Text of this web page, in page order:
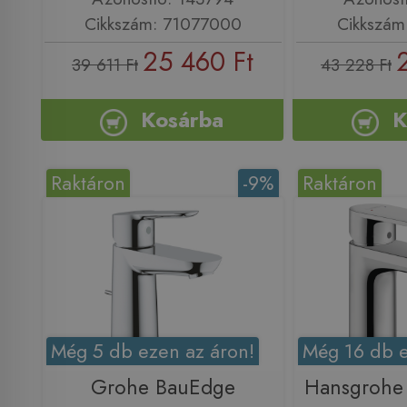
Cikkszám: 71077000
39 611 Ft 25 460 Ft
Kosárba
43 228 Ft
-9%
Raktáron
Még 5 db ezen az áron!
Grohe BauEdge
Raktáron
Még 16 db